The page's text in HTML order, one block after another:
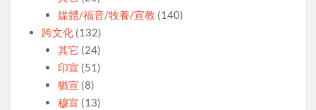
媒體/福音/牧養/宣教 (140)
跨文化 (132)
其它 (24)
印宣 (51)
猶宣 (8)
穆宣 (13)